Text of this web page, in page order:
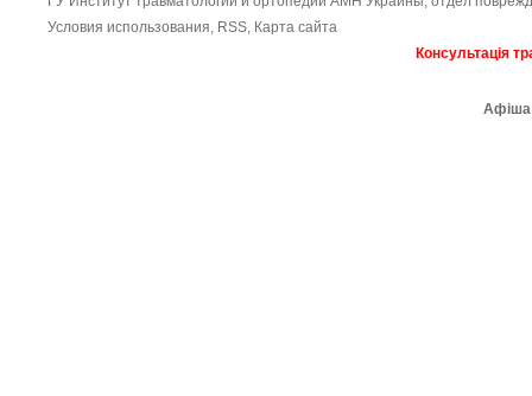
Условия использования, RSS, Карта сайта
Консультація